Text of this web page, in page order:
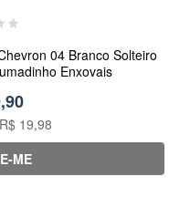
04 Branco Solteiro
Enxovais
R$ 19,98
ME